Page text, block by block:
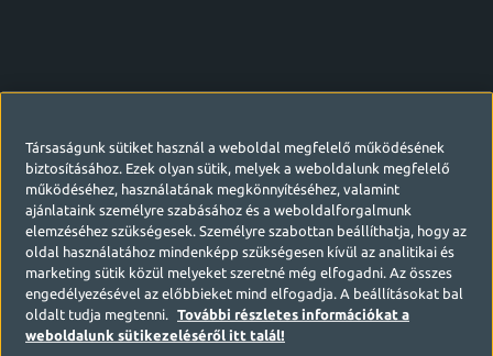
Társaságunk sütiket használ a weboldal megfelelő működésének
biztosításához. Ezek olyan sütik, melyek a weboldalunk megfelelő
működéséhez, használatának megkönnyítéséhez, valamint
ajánlataink személyre szabásához és a weboldalforgalmunk
elemzéséhez szükségesek. Személyre szabottan beállíthatja, hogy az
oldal használatához mindenképp szükségesen kívül az analitikai és
marketing sütik közül melyeket szeretné még elfogadni. Az összes
engedélyezésével az előbbieket mind elfogadja. A beállításokat bal
oldalt tudja megtenni.
További részletes információkat a
weboldalunk sütikezeléséről itt talál!